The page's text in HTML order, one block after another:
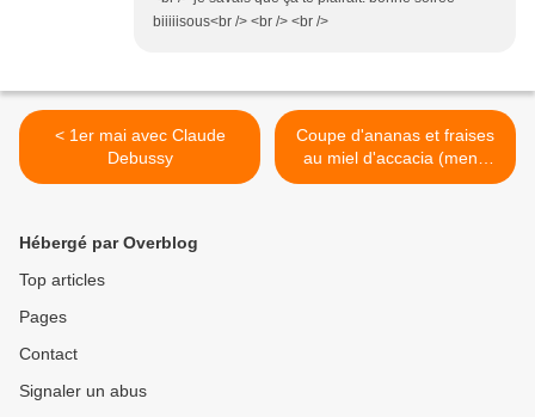
biiiiisous<br /> <br /> <br />
< 1er mai avec Claude
Debussy
Coupe d'ananas et fraises
au miel d'accacia (menu
13) >
Hébergé par Overblog
Top articles
Pages
Contact
Signaler un abus